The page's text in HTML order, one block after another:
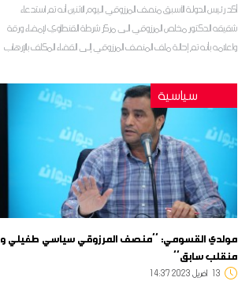
أكد رئيس الدولة الأسبق منصف المرزوقي اليوم الاثنين أنه تم استدعاء
شقيقه الدكتور مخلص المرزوقي الى مركز شرطة القنطاوي لإمضاء ورقة
واعلامه بأنه تم إحالة ملف المنصف المرزوقي إلى القضاء المكلف بالإرهاب
سياسية
مولدي القسومي: ''منصف المرزوقي سياسي طفيلي و
منقلب سابق''
13 14:37 2023 أفريل